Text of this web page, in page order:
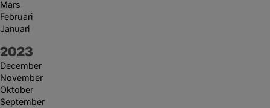
Mars
Februari
Januari
År:
2023
December
November
Oktober
September